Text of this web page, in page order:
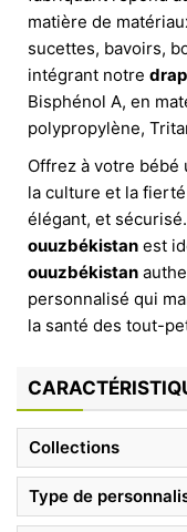
matière de
sucettes, bavoirs,
intégrant notre
Bisphénol A, en
polypropylène,
Offrez à votre bébé
la culture et la
élégant, et
ouuzbékistan est
ouuzbékistan
personnalisé qui
la santé des tout-
Collections
Type de